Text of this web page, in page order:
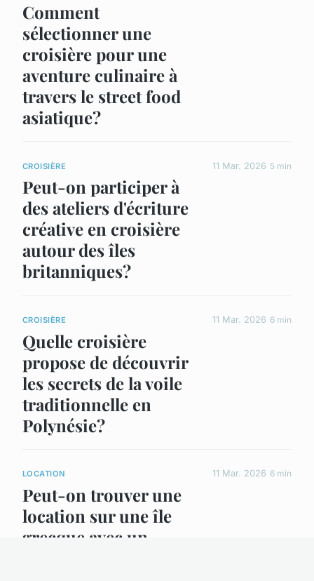
Comment
sélectionner une
croisière pour une
aventure culinaire à
travers le street food
asiatique?
CROISIÈRE
Peut-on participer à
des ateliers d'écriture
créative en croisière
autour des îles
britanniques?
11 Mar. 2026 5 min
CROISIÈRE
Quelle croisière
propose de découvrir
les secrets de la voile
traditionnelle en
Polynésie?
11 Mar. 2026 6 min
LOCATION
Peut-on trouver une
location sur une île
grecque avec un
11 Mar. 2026 6 min